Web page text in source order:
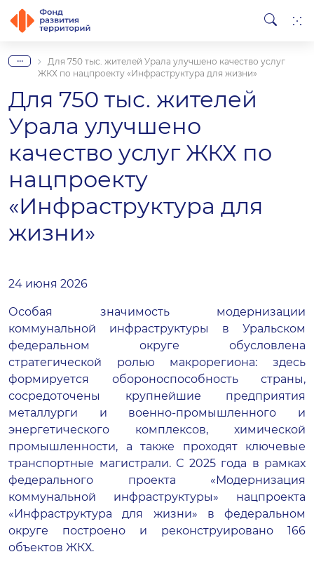
...
Для 750 тыс. жителей Урала улучшено качество услуг
ЖКХ по нацпроекту «Инфраструктура для жизни»
Для 750 тыс. жителей
Урала улучшено
качество услуг ЖКХ по
нацпроекту
«Инфраструктура для
жизни»
24 июня 2026
Особая значимость модернизации
коммунальной инфраструктуры в Уральском
федеральном округе обусловлена
стратегической ролью макрорегиона: здесь
формируется обороноспособность страны,
сосредоточены крупнейшие предприятия
металлурги и военно-промышленного и
энергетического комплексов, химической
промышленности, а также проходят ключевые
транспортные магистрали. С 2025 года в рамках
федерального проекта «Модернизация
коммунальной инфраструктуры» нацпроекта
«Инфраструктура для жизни» в федеральном
округе построено и реконструировано 166
объектов ЖКХ.